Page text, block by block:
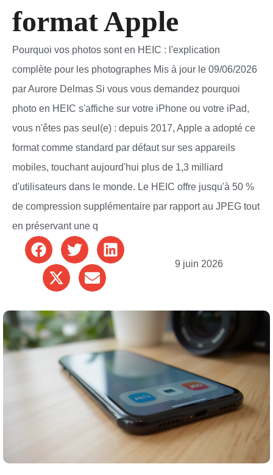
format Apple
Pourquoi vos photos sont en HEIC : l'explication
complète pour les photographes Mis à jour le 09/06/2026
par Aurore Delmas Si vous vous demandez pourquoi
photo en HEIC s'affiche sur votre iPhone ou votre iPad,
vous n'êtes pas seul(e) : depuis 2017, Apple a adopté ce
format comme standard par défaut sur ses appareils
mobiles, touchant aujourd'hui plus de 1,3 milliard
d'utilisateurs dans le monde. Le HEIC offre jusqu'à 50 %
de compression supplémentaire par rapport au JPEG tout
en préservant une q
9 juin 2026